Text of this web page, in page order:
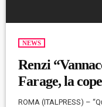
NEWS
Renzi
Farage, la
ROMA (ITALPRESS) –